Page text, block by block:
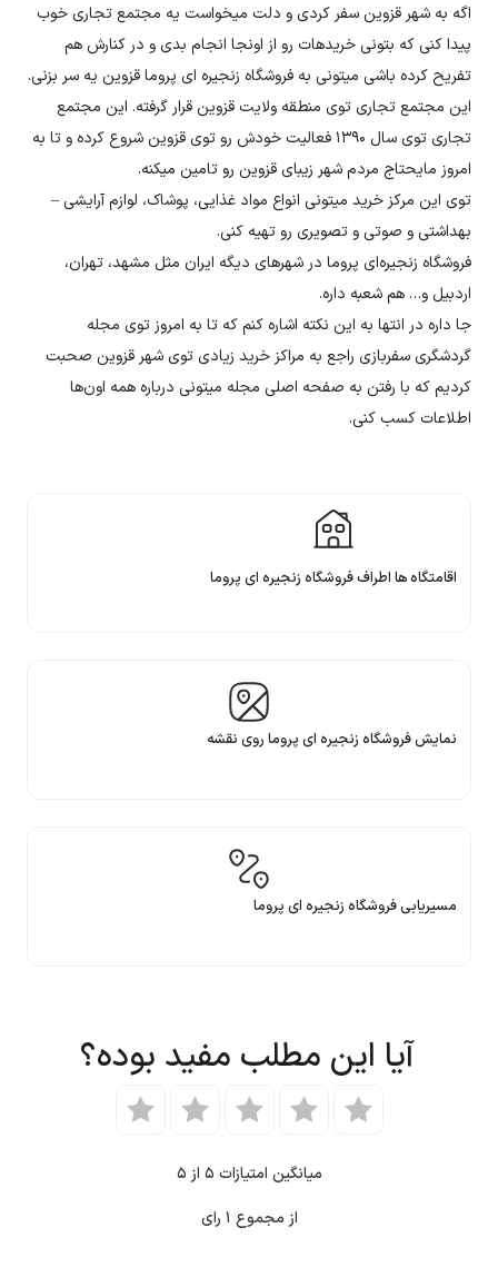
اگه به شهر قزوین سفر کردی و دلت میخواست یه مجتمع تجاری خوب
پیدا کنی که بتونی خریدهات رو از اونجا انجام بدی و در کنارش هم
تفریح کرده باشی میتونی به فروشگاه زنجیره ای پروما قزوین یه سر بزنی.
این مجتمع تجاری توی منطقه ولایت قزوین قرار گرفته. این مجتمع
تجاری توی سال ۱۳۹۰ فعالیت خودش رو توی قزوین شروع کرده و تا به
امروز مایحتاج مردم شهر زیبای قزوین رو تامین میکنه.
توی این مرکز خرید میتونی انواع مواد غذایی، پوشاک، لوازم آرایشی –
بهداشتی و صوتی و تصویری رو تهیه کنی.
فروشگاه زنجیره‌ای پروما در شهر‌های دیگه ایران مثل مشهد، تهران،
اردبیل و… هم شعبه داره.
جا داره در انتها به این نکته اشاره کنم که تا به امروز توی مجله
گردشگری سفربازی راجع به مراکز خرید زیادی توی شهر قزوین صحبت
کردیم که با رفتن به صفحه اصلی مجله میتونی درباره همه اون‌ها
اطلاعات کسب کنی.
اقامتگاه ها اطراف فروشگاه زنجیره ای پروما
نمایش فروشگاه زنجیره ای پروما روی نقشه
مسیریابی فروشگاه زنجیره ای پروما
آیا این مطلب مفید بوده؟
میانگین امتیازات ۵ از ۵
از مجموع ۱ رای